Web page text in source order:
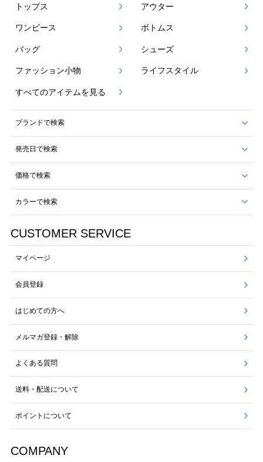
トップス アウター
ワンピース ボトムス
バッグ シューズ
ファッション小物 ライフスタイル
すべてのアイテムを見る
ブランドで検索
発売日で検索
価格で検索
カラーで検索
CUSTOMER SERVICE
マイページ
会員登録
はじめての方へ
メルマガ登録・解除
よくある質問
送料・配送について
ポイントについて
COMPANY